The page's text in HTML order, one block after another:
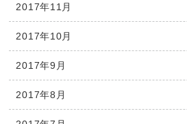
2017年11月
2017年10月
2017年9月
2017年8月